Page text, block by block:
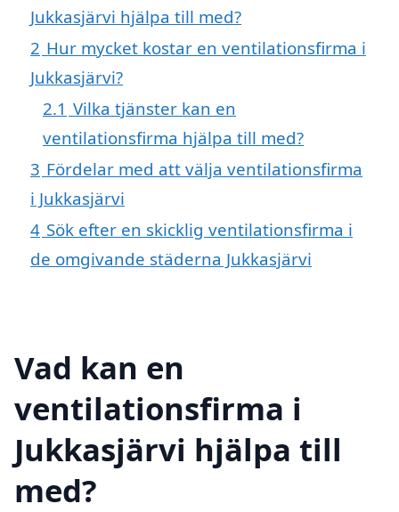
Jukkasjärvi hjälpa till med?
2 Hur mycket kostar en ventilationsfirma i
Jukkasjärvi?
2.1 Vilka tjänster kan en
ventilationsfirma hjälpa till med?
3 Fördelar med att välja ventilationsfirma
i Jukkasjärvi
4 Sök efter en skicklig ventilationsfirma i
de omgivande städerna Jukkasjärvi
Vad kan en
ventilationsfirma i
Jukkasjärvi hjälpa till
med?